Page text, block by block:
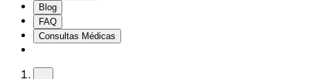
Blog
FAQ
Consultas Médicas